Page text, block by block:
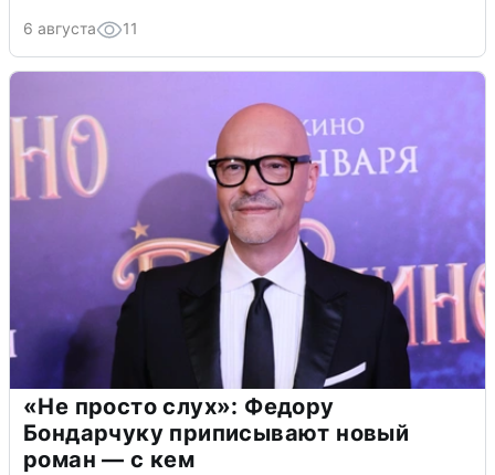
6 августа 11
«Не просто слух»: Федору
Бондарчуку приписывают новый
роман — с кем